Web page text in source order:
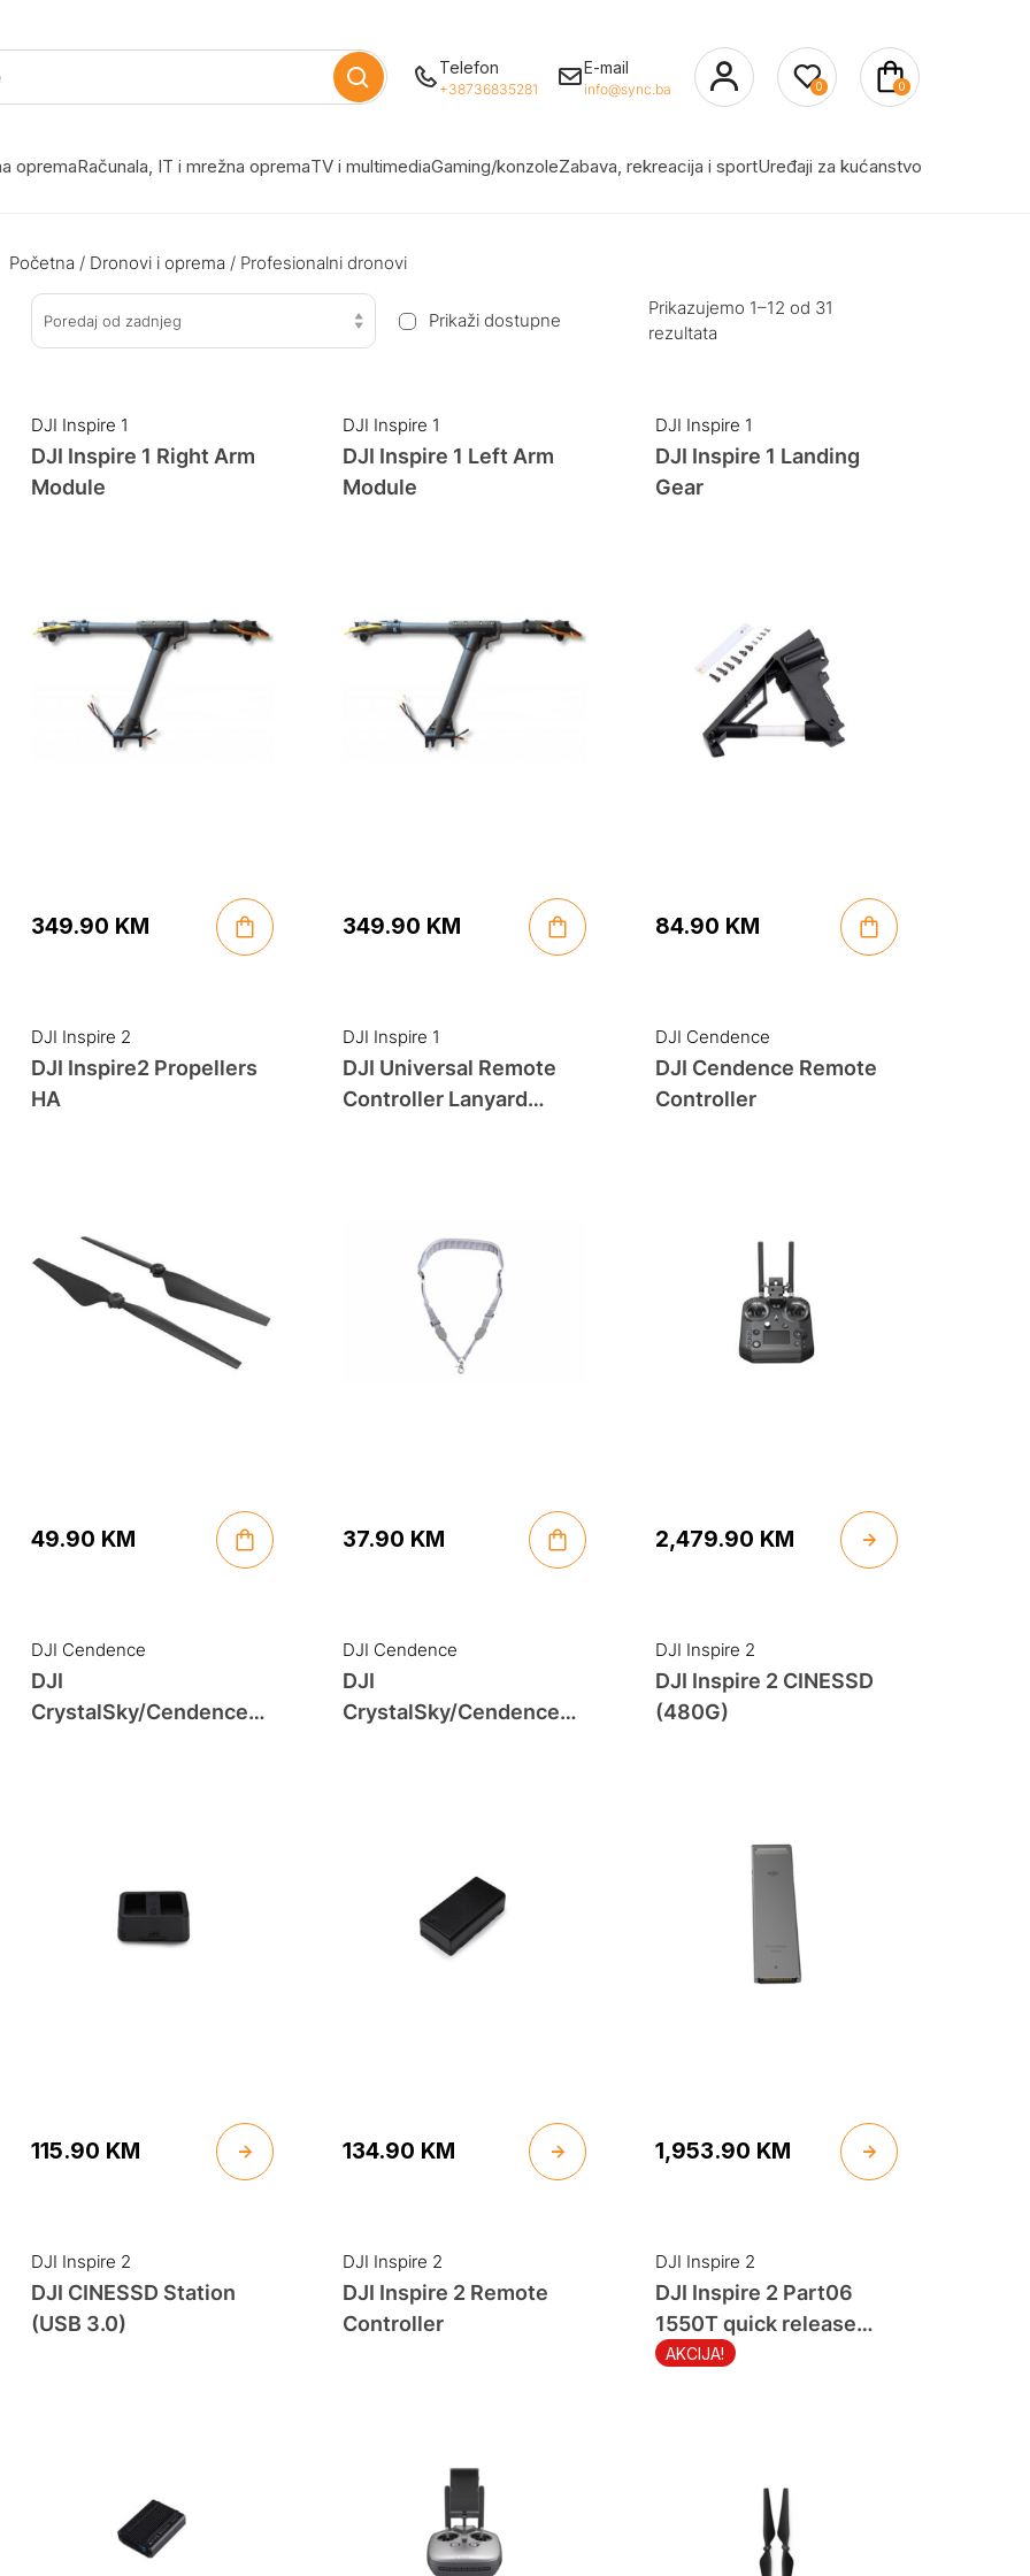
Telefon
+38736835281
E-mail
info@sync.ba 0 0
opremaRačunala, IT i mrežna opremaTV i multimediaGaming/konzoleZabava, rekreacija i sportUređaji za kućanstvo
Početna / Dronovi i oprema / Profesionalni dronovi
Poredaj od zadnjeg Prikaži dostupne
Prikazujemo 1–12 od 31
rezultata
DJI Inspire 1
DJI Inspire 1 Right Arm
Module
349.90 KM
DJI Inspire 1
DJI Inspire 1 Left Arm
Module
349.90 KM
DJI Inspire 1
DJI Inspire 1 Landing
Gear
84.90 KM
DJI Inspire 2
DJI Inspire2 Propellers
HA
49.90 KM
DJI Inspire 1
DJI Universal Remote
Controller Lanyard
37.90 KM
DJI Cendence
DJI Cendence Remote
Controller
2,479.90 KM
DJI Cendence
DJI
CrystalSky/Cendence
115.90 KM
DJI Cendence
DJI
CrystalSky/Cendence
134.90 KM
DJI Inspire 2
DJI Inspire 2 CINESSD
(480G)
1,953.90 KM
DJI Inspire 2
DJI CINESSD Station
(USB 3.0)
DJI Inspire 2
DJI Inspire 2 Remote
Controller
DJI Inspire 2
AKCIJA!
DJI Inspire 2 Part06
1550T quick release
propellers